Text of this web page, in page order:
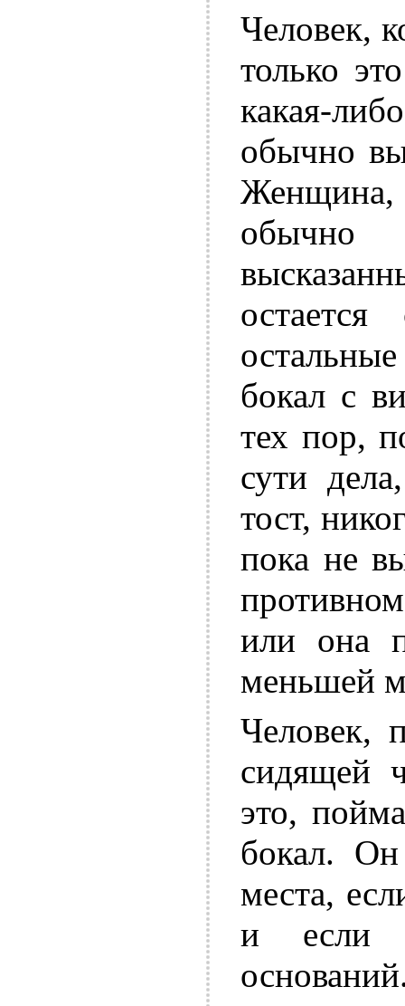
Человек,
только
какая-
обычно
Женщина,
бокал с
тех пор,
сути
тост,
пока не
или она
меньшей
Человек,
сидящей
это,
бокал.
места,
и если